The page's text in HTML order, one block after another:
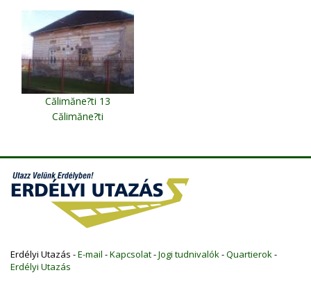
Călimăne?ti 13
Călimăne?ti
Erdélyi Utazás -E-mail -Kapcsolat-Jogi tudnivalók -Quartierok -
Erdélyi Utazás